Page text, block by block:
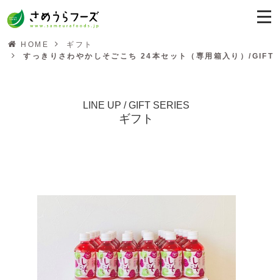
HOME
ギフト
すっきりさわやかしそごこち 24本セット（専用箱入り）/
LINE UP / GIFT SERIES
ギフト